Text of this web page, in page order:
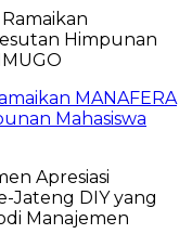
MANAFERA
Mahasiswa